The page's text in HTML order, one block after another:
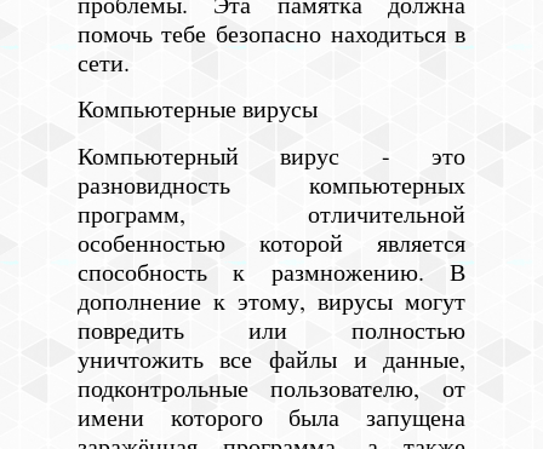
помочь тебе безопасно находиться в
сети.
Компьютерные вирусы
Компьютерный вирус - это
разновидность компьютерных
программ, отличительной
особенностью которой является
способность к размножению. В
дополнение к этому, вирусы могут
повредить или полностью
уничтожить все файлы и данные,
подконтрольные пользователю, от
имени которого была запущена